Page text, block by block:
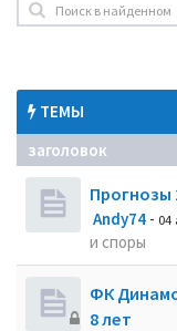
ТЕМЫ
заголовок
Прогнозы
Andy74 - 04
и споры
ФК
8 лет